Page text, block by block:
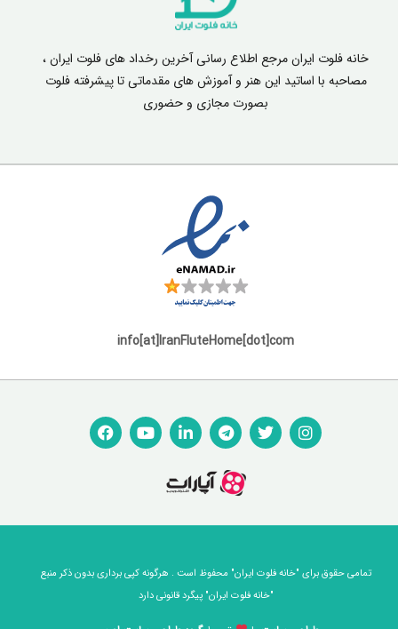
خانه فلوت ایران مرجع اطلاع رسانی آخرین رخداد های فلوت ایران ،
مصاحبه با اساتید این هنر و آموزش های مقدماتی تا پیشرفته فلوت
بصورت مجازی و حضوری
info[at]IranFluteHome[dot]com
تمامی حقوق برای "خانه فلوت ایران" محفوظ است . هرگونه کپی برداری بدون ذکر منبع
"خانه فلوت ایران" پیگرد قانونی دارد